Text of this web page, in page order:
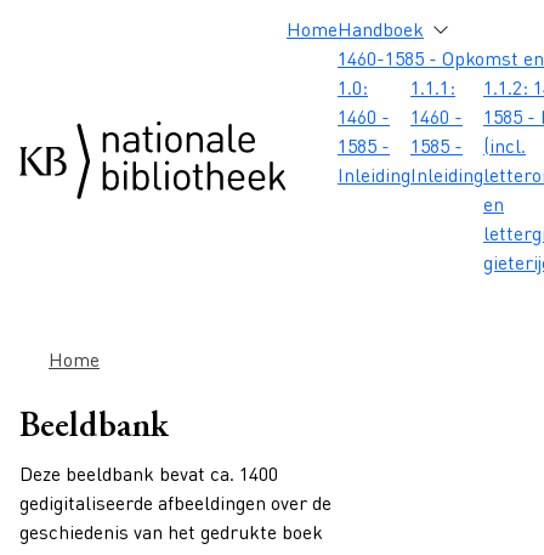
Hoofdnavigatie
HomeHandboek
1460-1585 - Opkomst
1.0:
1460 -
1585 -
Inleiding
1.1.1:
1460 -
1585 -
Inleiding
1.1.2:
1585
(incl.
en
Kruimelpad
Home
Beeldbank
Deze beeldbank bevat ca. 1400
gedigitaliseerde afbeeldingen over de
geschiedenis van het gedrukte boek